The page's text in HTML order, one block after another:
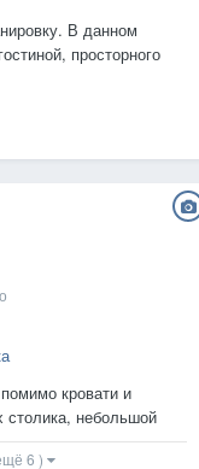
В данном
просторного
сформулированы
каки...
кровати и
небольшой
текстиле.
6 )